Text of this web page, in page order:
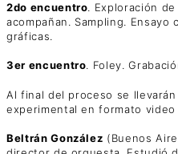
2do encuentro. Exploración
acompañan. Sampling.
gráficas.
3er encuentro. Foley.
Al final del proceso se
experimental en formato video
Beltrán González (Buenos